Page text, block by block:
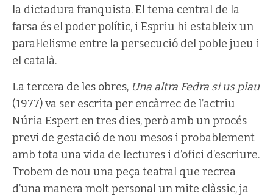
la dictadura franquista. El tema central de la
farsa és el poder polític, i Espriu hi estableix un
paral·lelisme entre la persecució del poble jueu i
el català.
La tercera de les obres, Una altra Fedra si us plau
(1977) va ser escrita per encàrrec de l’actriu
Núria Espert en tres dies, però amb un procés
previ de gestació de nou mesos i probablement
amb tota una vida de lectures i d’ofici d’escriure.
Trobem de nou una peça teatral que recrea
d’una manera molt personal un mite clàssic, ja